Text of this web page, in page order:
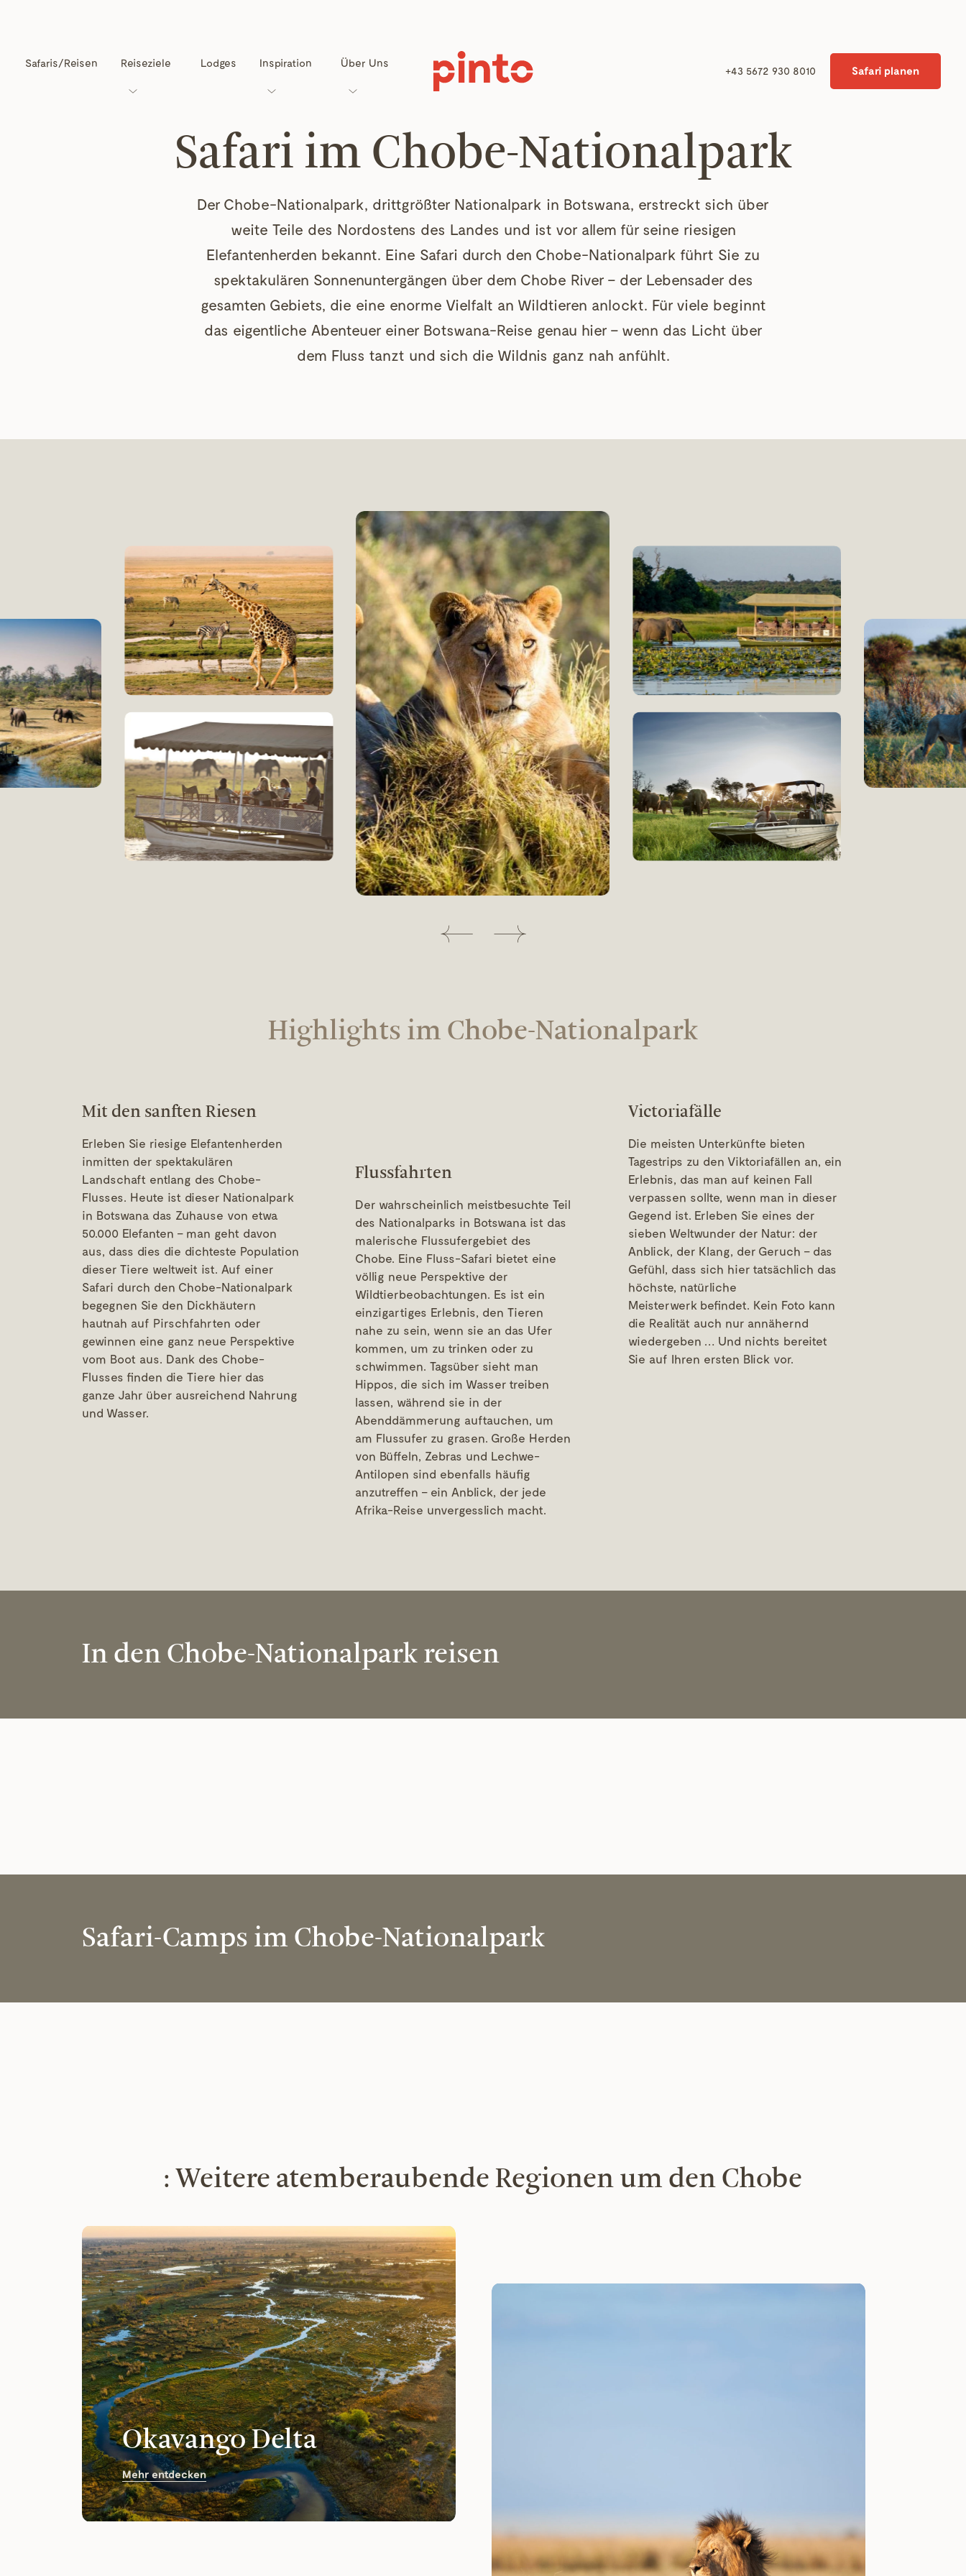
Safaris/Reisen Reiseziele Lodges Inspiration Über Uns
+43 5672 930 8010 Safari planen
Safari im Chobe-Nationalpark
Der Chobe-Nationalpark, drittgrößter Nationalpark in Botswana, erstreckt sich über
weite Teile des Nordostens des Landes und ist vor allem für seine riesigen
Elefantenherden bekannt. Eine Safari durch den Chobe-Nationalpark führt Sie zu
spektakulären Sonnenuntergängen über dem Chobe River – der Lebensader des
gesamten Gebiets, die eine enorme Vielfalt an Wildtieren anlockt. Für viele beginnt
das eigentliche Abenteuer einer Botswana-Reise genau hier – wenn das Licht über
dem Fluss tanzt und sich die Wildnis ganz nah anfühlt.
Highlights im Chobe-Nationalpark
Mit den sanften Riesen
Erleben Sie riesige Elefantenherden
inmitten der spektakulären
Landschaft entlang des Chobe-
Flusses. Heute ist dieser Nationalpark
in Botswana das Zuhause von etwa
50.000 Elefanten – man geht davon
aus, dass dies die dichteste Population
dieser Tiere weltweit ist. Auf einer
Safari durch den Chobe-Nationalpark
begegnen Sie den Dickhäutern
hautnah auf Pirschfahrten oder
gewinnen eine ganz neue Perspektive
vom Boot aus. Dank des Chobe-
Flusses finden die Tiere hier das
ganze Jahr über ausreichend Nahrung
und Wasser.
Flussfahrten
Der wahrscheinlich meistbesuchte Teil
des Nationalparks in Botswana ist das
malerische Flussufergebiet des
Chobe. Eine Fluss-Safari bietet eine
völlig neue Perspektive der
Wildtierbeobachtungen. Es ist ein
einzigartiges Erlebnis, den Tieren
nahe zu sein, wenn sie an das Ufer
kommen, um zu trinken oder zu
schwimmen. Tagsüber sieht man
Hippos, die sich im Wasser treiben
lassen, während sie in der
Abenddämmerung auftauchen, um
am Flussufer zu grasen. Große Herden
von Büffeln, Zebras und Lechwe-
Antilopen sind ebenfalls häufig
anzutreffen – ein Anblick, der jede
Afrika-Reise unvergesslich macht.
Victoriafälle
Die meisten Unterkünfte bieten
Tagestrips zu den Viktoriafällen an, ein
Erlebnis, das man auf keinen Fall
verpassen sollte, wenn man in dieser
Gegend ist. Erleben Sie eines der
sieben Weltwunder der Natur: der
Anblick, der Klang, der Geruch – das
Gefühl, dass sich hier tatsächlich das
höchste, natürliche
Meisterwerk befindet. Kein Foto kann
die Realität auch nur annähernd
wiedergeben … Und nichts bereitet
Sie auf Ihren ersten Blick vor.
In den Chobe-Nationalpark reisen
Safari-Camps im Chobe-Nationalpark
: Weitere atemberaubende Regionen um den Chobe
Okavango Delta
Mehr entdecken